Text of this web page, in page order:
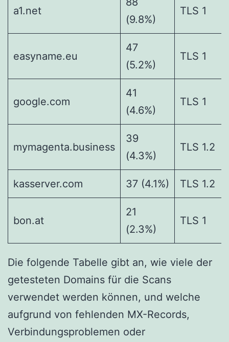
a1.net
(9.8%)
TLS 1
easyname.eu
47
(5.2%)
TLS 1
google.com
41
(4.6%)
TLS 1
mymagenta.business
39
(4.3%)
TLS 1.2
kasserver.com 37 (4.1%) TLS 1.2
bon.at
21
(2.3%)
TLS 1
Die folgende Tabelle gibt an, wie viele der
getesteten Domains für die Scans
verwendet werden können, und welche
aufgrund von fehlenden MX-Records,
Verbindungsproblemen oder